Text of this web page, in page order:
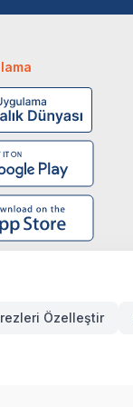
Özelleştir